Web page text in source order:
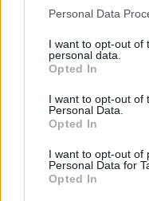
Please note that this
not limited to your visit
grant or deny consent
use your data for below
consent section.
Personal Data
I want to opt-out of
personal data.
Opted In
I want to opt-out of
Personal Data.
Opted In
I want to opt-out of
Personal Data for
Opted In
Film Harry Potter